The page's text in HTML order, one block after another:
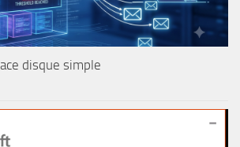
disque simple